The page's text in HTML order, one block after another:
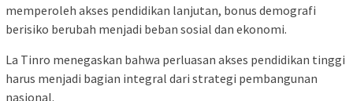
memperoleh akses pendidikan lanjutan, bonus demografi
berisiko berubah menjadi beban sosial dan ekonomi.
La Tinro menegaskan bahwa perluasan akses pendidikan tinggi
harus menjadi bagian integral dari strategi pembangunan
nasional.